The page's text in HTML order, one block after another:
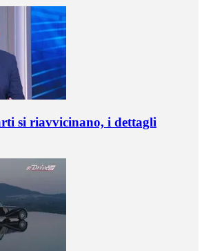
si riavvicinano, i dettagli